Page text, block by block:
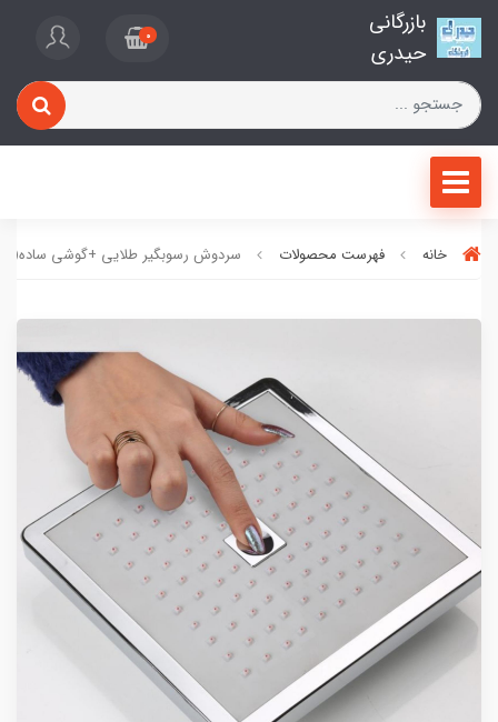
بازرگانی
حیدری
0
خانه فهرست محصولات سردوش رسوبگیر طلایی +گوشی